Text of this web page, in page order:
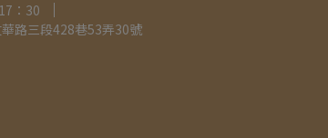
：30
路三段428巷53弄30號